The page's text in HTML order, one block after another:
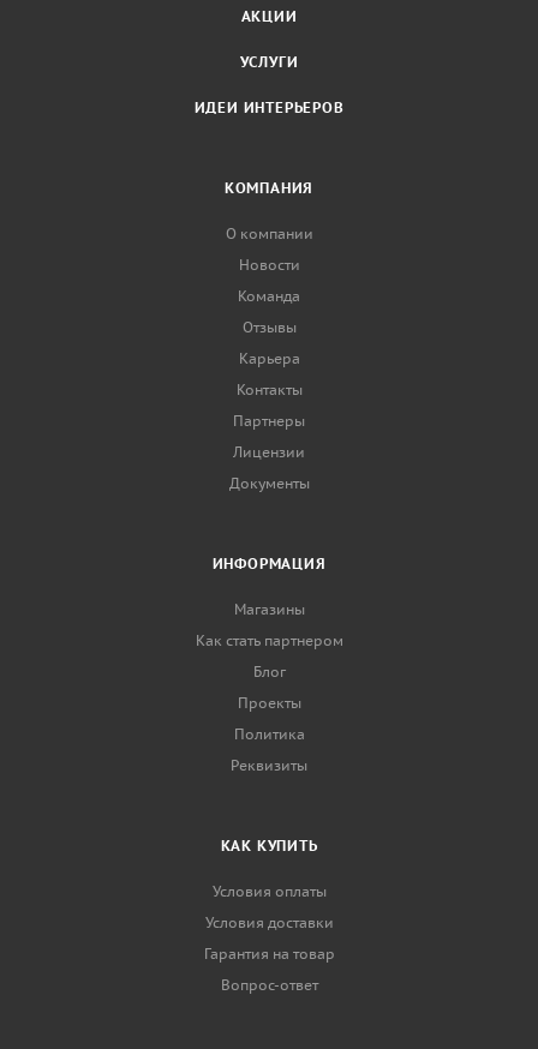
АКЦИИ
УСЛУГИ
ИДЕИ ИНТЕРЬЕРОВ
КОМПАНИЯ
О компании
Новости
Команда
Отзывы
Карьера
Контакты
Партнеры
Лицензии
Документы
ИНФОРМАЦИЯ
Магазины
Как стать партнером
Блог
Проекты
Политика
Реквизиты
КАК КУПИТЬ
Условия оплаты
Условия доставки
Гарантия на товар
Вопрос-ответ